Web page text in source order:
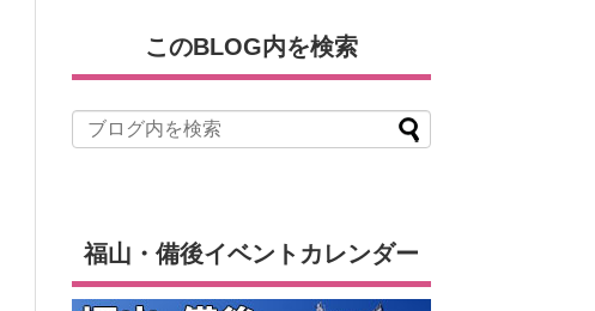
このBLOG内を検索
福山・備後イベントカレンダー